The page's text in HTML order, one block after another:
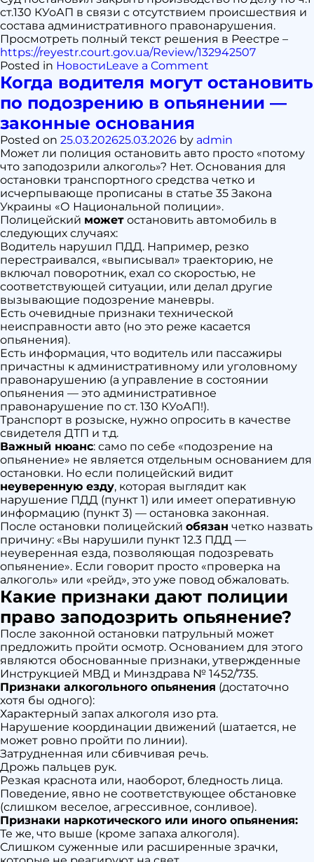
ст.130 КУоАП в связи с отсутствием происшествия и
состава административного правонарушения.
Просмотреть полный текст решения в Реестре –
https://reyestr.court.gov.ua/Review/132942507
Posted in НовостиLeave a Comment
Адвокат
ст.
130
Киеве —
выигранное
дело
Когда водителя могут остановить
по подозрению в опьянении —
законные основания
Posted on 25.03.202625.03.2026 by admin
Может ли полиция остановить авто просто «потому
что заподозрили алкоголь»? Нет. Основания для
остановки транспортного средства четко и
исчерпывающе прописаны в статье 35 Закона
Украины «О Национальной полиции».
Полицейский может остановить автомобиль в
следующих случаях:
Водитель нарушил ПДД. Например, резко
перестраивался, «выписывал» траекторию, не
включал поворотник, ехал со скоростью, не
соответствующей ситуации, или делал другие
вызывающие подозрение маневры.
Есть очевидные признаки технической
неисправности авто (но это реже касается
опьянения).
Есть информация, что водитель или пассажиры
причастны к административному или уголовному
правонарушению (а управление в состоянии
опьянения — это административное
правонарушение по ст. 130 КУоАП!).
Транспорт в розыске, нужно опросить в качестве
свидетеля ДТП и т.д.
Важный нюанс: само по себе «подозрение на
опьянение» не является отдельным основанием для
остановки. Но если полицейский видит
неуверенную езду, которая выглядит как
нарушение ПДД (пункт 1) или имеет оперативную
информацию (пункт 3) — остановка законная.
После остановки полицейский обязан четко назвать
причину: «Вы нарушили пункт 12.3 ПДД —
неуверенная езда, позволяющая подозревать
опьянение». Если говорит просто «проверка на
алкоголь» или «рейд», это уже повод обжаловать.
Какие признаки дают полиции
право заподозрить опьянение?
После законной остановки патрульный может
предложить пройти осмотр. Основанием для этого
являются обоснованные признаки, утвержденные
Инструкцией МВД и Минздрава № 1452/735.
Признаки алкогольного опьянения (достаточно
хотя бы одного):
Характерный запах алкоголя изо рта.
Нарушение координации движений (шатается, не
может ровно пройти по линии).
Затрудненная или сбивчивая речь.
Дрожь пальцев рук.
Резкая краснота или, наоборот, бледность лица.
Поведение, явно не соответствующее обстановке
(слишком веселое, агрессивное, сонливое).
Признаки наркотического или иного опьянения:
Те же, что выше (кроме запаха алкоголя).
Слишком суженные или расширенные зрачки,